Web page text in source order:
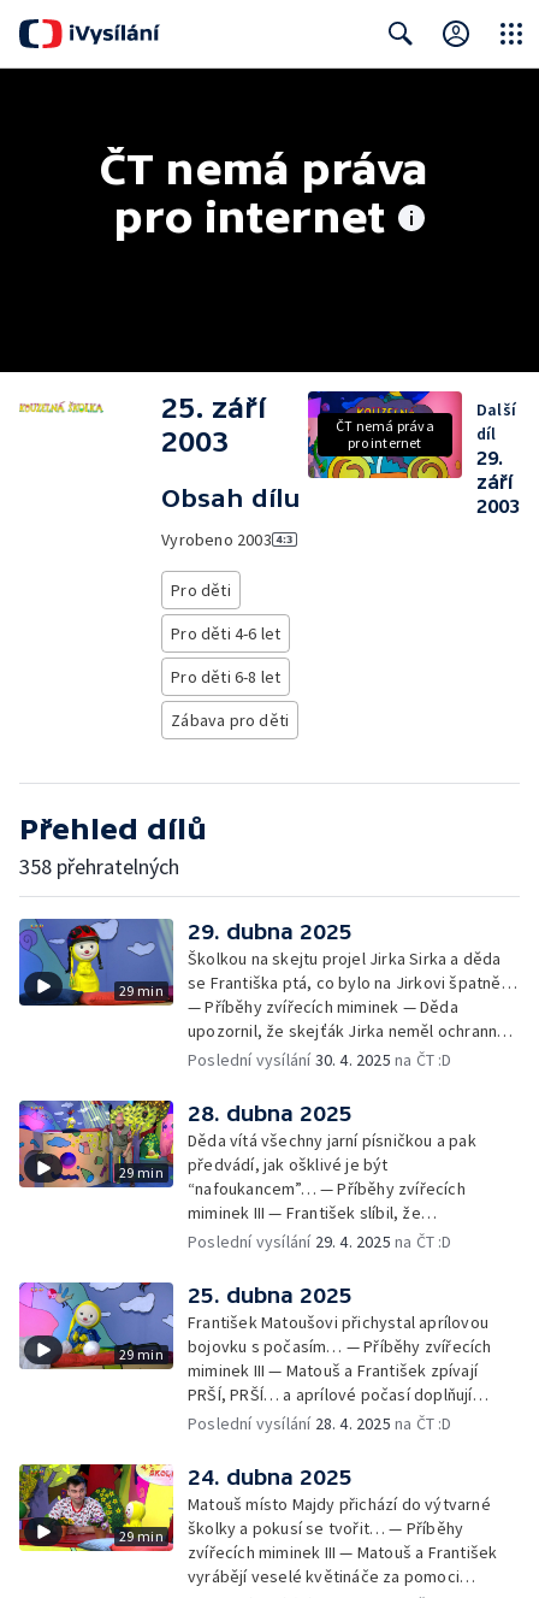
ČT nemá práva
pro internet
25. září
2003
Obsah dílu
Vyrobeno 2003
Pro děti
Pro děti 4-6 let
Pro děti 6-8 let
Zábava pro děti
ČT nemá práva
pro internet
Další
díl
29.
září
2003
Přehled dílů
358 přehratelných
29 min
29. dubna 2025
Školkou na skejtu projel Jirka Sirka a děda
se Františka ptá, co bylo na Jirkovi špatně…
— Příběhy zvířecích miminek — Děda
upozornil, že skejťák Jirka neměl ochranné
pomůcky: helmu a chrániče pro
Obrázky a rozloučení
Poslední vysílání30. 4. 2025 na ČT :D
29 min
28. dubna 2025
Děda vítá všechny jarní písničkou a pak
předvádí, jak ošklivé je být
“nafoukancem”… — Příběhy zvířecích
miminek III — František slíbil, že
nafoukancem nikdy nebude a děda mu písní
Cvoček astronautem — Obrázky a
rozloučení
Poslední vysílání 29. 4. 2025 na ČT :D
29 min
25. dubna 2025
František Matoušovi přichystal aprílovou
bojovku s počasím… — Příběhy zvířecích
miminek III — Matouš a František zpívají
PRŠÍ, PRŠÍ… a aprílové počasí doplňují
deštěm… — Cvoček astronautem —
Poslední vysílání 28. 4. 2025 na ČT :D
29 min
24. dubna 2025
Matouš místo Majdy přichází do výtvarné
školky a pokusí se tvořit… — Příběhy
zvířecích miminek III — Matouš a František
vyrábějí veselé květináče za pomoci